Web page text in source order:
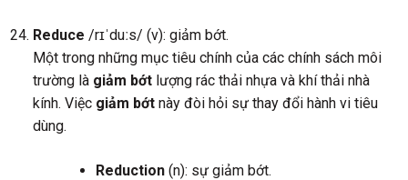
Reduce /rɪˈduːs/ (v): giảm bớt.
Một trong những mục tiêu chính của các chính sách môi
trường là giảm bớtlượng rác thải nhựa và khí thải nhà
kính. Việc giảm bớtnày đòi hỏi sự thay đổi hành vi tiêu
dùng.
Reduction(n): sự giảm bớt.